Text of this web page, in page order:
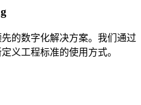
的数字化解决方案。我们通过
义工程标准的使用方式。